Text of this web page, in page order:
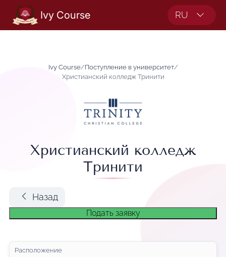
Ivy Course RU
Ivy Course/Поступление в университет/
Христианский колледж Тринити
Христианский колледж
Тринити
Назад
Подать заявку
Расположение